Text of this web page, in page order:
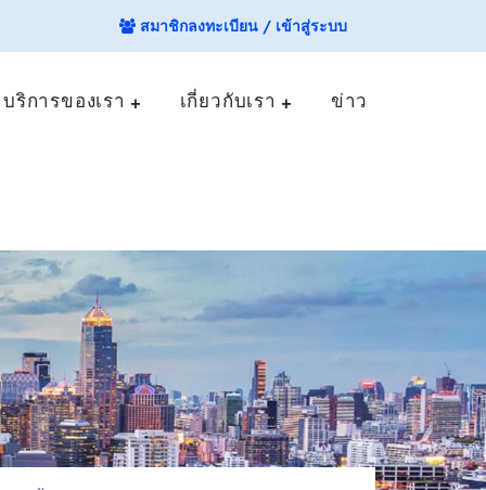
สมาชิกลงทะเบียน / เข้าสู่ระบบ
บริการของเรา เกี่ยวกับเรา ข่าว